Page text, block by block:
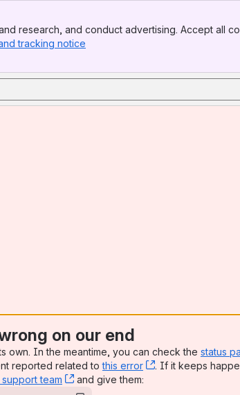
research, and conduct advertising. Accept all
tracking notice
on our end
own. In the meantime, you can check the status
reported related tothis error , (opens new
. If it keeps
team , (opens new window)
and give them: